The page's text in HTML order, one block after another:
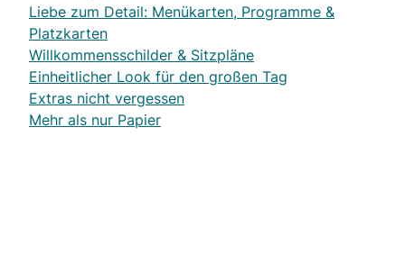
Liebe zum Detail: Menükarten, Programme &
Platzkarten
Willkommensschilder & Sitzpläne
Einheitlicher Look für den großen Tag
Extras nicht vergessen
Mehr als nur Papier